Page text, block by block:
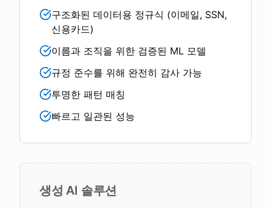
구조화된 데이터용 정규식 (이메일, SSN,
신용카드)
이름과 조직을 위한 검증된 ML 모델
규정 준수를 위해 완전히 감사 가능
투명한 패턴 매칭
빠르고 일관된 성능
생성 AI 솔루션